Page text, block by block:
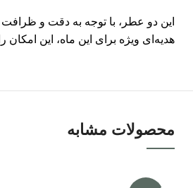
این دو عطر، با توجه به دقت و
هدیه‌ای ویژه برای این ماه، این
محصولات مشابه